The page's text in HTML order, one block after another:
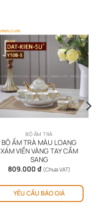
BỘ ẤM TRÀ
BỘ ẤM TRÀ MÀU LOANG
XÁM VIỀN VÀNG TAY CẦM
SANG
809.000 ₫ (Chưa VAT)
YÊU CẦU BÁO GIÁ